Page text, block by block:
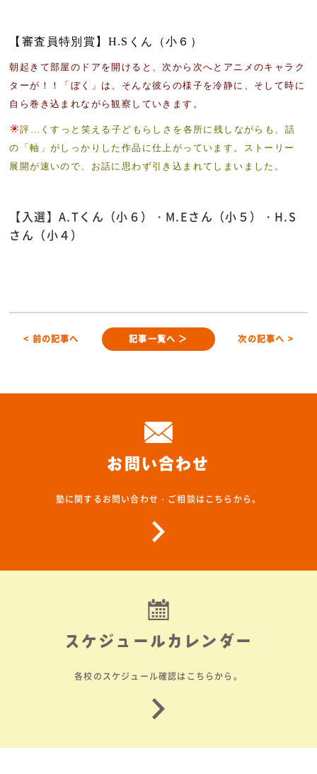
【審査員特別賞】H.Sくん（小６）
朝起きて部屋のドアを開けると、次から次へとアニメのキャラク
ターが！！「ぼく」は、そんな彼らの様子を冷静に、そして時に
自ら巻き込まれながら観察していきます。
評…くすっと笑える子どもらしさを各所に残しながらも、話
の「軸」がしっかりした作品に仕上がっています。 ストーリー
展開が速いので、お話に思わず引き込まれてしまいました。
【入選】A.Tくん（小６）・M.Eさん（小５）・H.S
さん（小４）
< 前の記事へ 記事一覧へ ＞ 次の記事へ >
お問い合わせ
塾に関するお問い合わせ・ご相談はこちらから。
スケジュールカレンダー
各校のスケジュール確認はこちらから。